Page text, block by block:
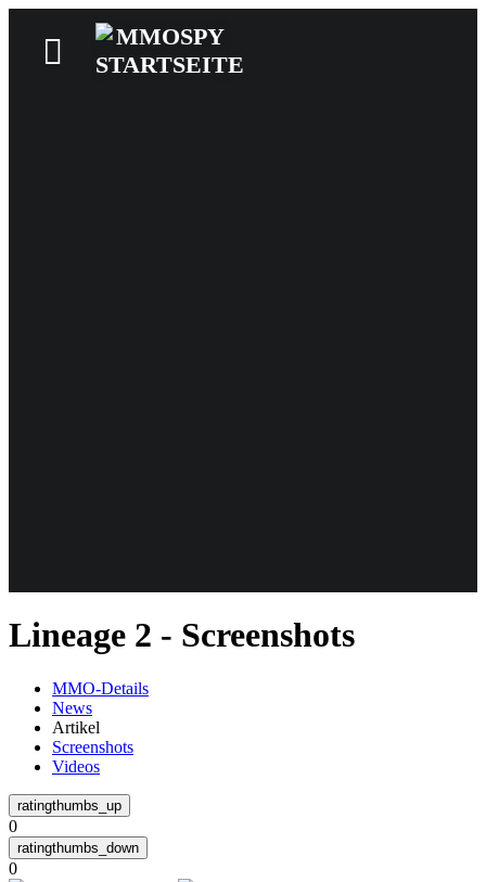
Lineage 2 - Screenshots
MMO-Details
News
Artikel
Screenshots
Videos
0
0